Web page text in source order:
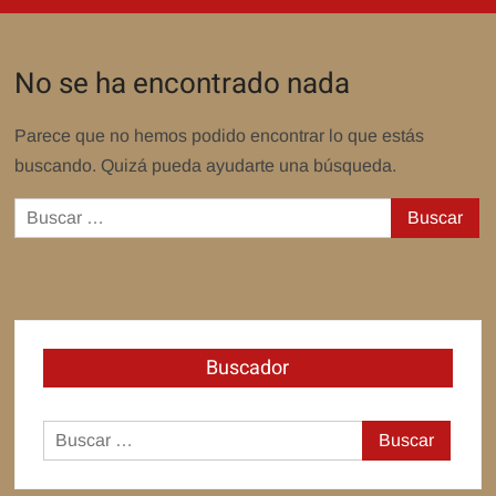
No se ha encontrado nada
Parece que no hemos podido encontrar lo que estás
buscando. Quizá pueda ayudarte una búsqueda.
Buscar:
Buscador
Buscar: